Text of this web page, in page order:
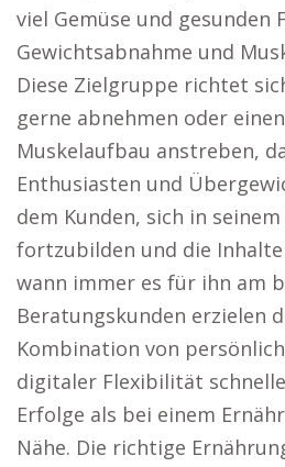
viel Gemüse und gesunden
Gewichtsabnahme und
Diese Zielgruppe richtet
gerne abnehmen oder
Muskelaufbau anstreben,
Enthusiasten und
dem Kunden, sich in
fortzubilden und die Inhalte
wann immer es für ihn am
Beratungskunden erzielen
Kombination von
digitaler Flexibilität
Erfolge als bei einem
Nähe. Die richtige